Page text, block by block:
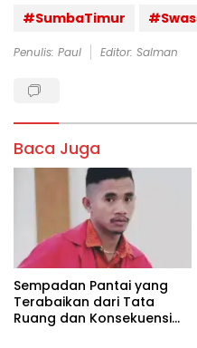
#SumbaTimur
Penulis: Paul Editor: Salman
Baca Juga
Sempadan Pantai yang
Terabaikan dari Tata
Ruang dan Konsekuensi